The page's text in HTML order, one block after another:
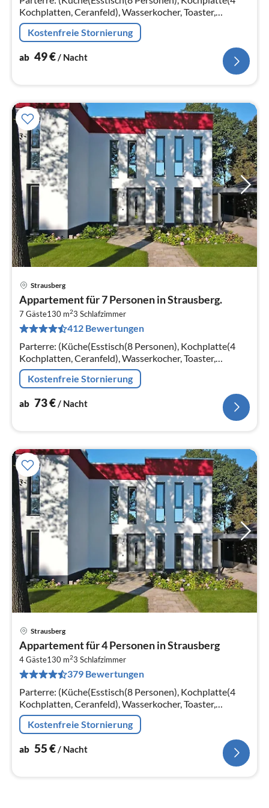
Kochplatten, Ceranfeld), Wasserkocher, Toaster,
Kaffeemaschine, Backofen, Mikrowelle, Spülmaschine,
Kühl-/Gefrierkombination)
Kostenfreie Stornierung
ab 49€/ Nacht
Strausberg
Appartement für 7 Personen in Strausberg.
7 Gäste130 m23 Schlafzimmer
412 Bewertungen
Parterre: (Küche(Esstisch(8 Personen), Kochplatte(4
Kochplatten, Ceranfeld), Wasserkocher, Toaster,
Kaffeemaschine, Backofen, Mikrowelle, Spülmaschine,
Kühl-/Gefrierkombination)
Kostenfreie Stornierung
ab 73€ / Nacht
Strausberg
Appartement für 4 Personen in Strausberg
4 Gäste130 m23 Schlafzimmer
379 Bewertungen
Parterre: (Küche(Esstisch(8 Personen), Kochplatte(4
Kochplatten, Ceranfeld), Wasserkocher, Toaster,
Kaffeemaschine, Backofen, Mikrowelle, Spülmaschine,
Kühl-/Gefrierkombination)
Kostenfreie Stornierung
ab 55€/ Nacht